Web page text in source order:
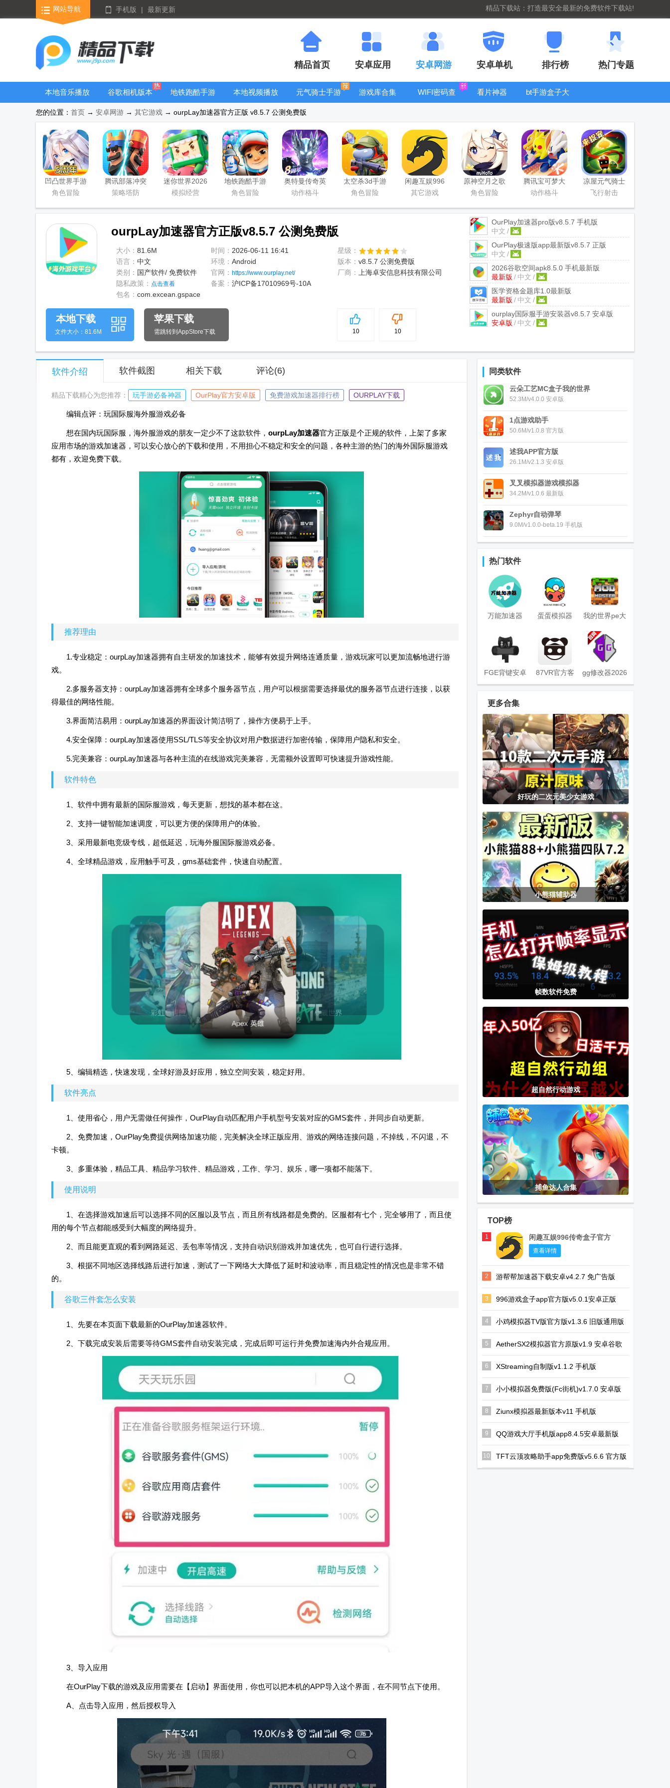
网站导航 手机版 | 最新更新 精品下载站：打造最安全最新的免费软件下载站!
精品首页 安卓应用 安卓网游 安卓单机 排行榜 热门专题
本地音乐播放
谷歌相机版本
大全
地铁跑酷手游
本地视频播放
元气骑士手游
游戏库合集
WIFI密码查
看片神器
bt手游盒子大
隐藏应用APP
您的位置： 首页 → 安卓网游 → 其它游戏 → ourpLay加速器官方正版 v8.5.7 公测免费版
凹凸世界手游
正版
角色冒险
腾讯部落冲突
皇室战争手游
策略塔防
迷你世界2026
最新升级版
模拟经营
地铁跑酷手游
国服
角色冒险
奥特曼传奇英
雄手游正版
动作格斗
太空杀3d手游
角色冒险
闲趣互娱996
传奇盒子官方
其它游戏
原神空月之歌
版本
角色冒险
腾讯宝可梦大
集结国服正式
动作格斗
凉屋元气骑士
官方正版
飞行射击
ourpLay加速器官方正版v8.5.7 公测免费版
大小： 81.6M 时间： 2026-06-11 16:41
星级：
语言： 中文 环境： Android 版本： v8.5.7 公测免费版
类别： 国产软件/ 免费软件 官网： https://www.ourplay.net/ 厂商：
上海卓安信息科技有限公司
隐私政策： 点击查看 备案： 沪ICP备17010969号-10A
包名： com.excean.gspace
OurPlay加速器pro版v8.5.7 手机版
中文 /
OurPlay极速版app最新版v8.5.7 正版
中文 /
2026谷歌空间apk8.5.0 手机最新版
最新版 / 中文 /
医学资格金题库1.0最新版
最新版 / 中文 /
ourplay国际服手游安装器v8.5.7 安卓版
安卓版 / 中文 /
5
10 10
本地下载
文件大小：81.6M
苹果下载
需跳转到AppStore下载
软件介绍 软件截图 相关下载 评论(6)
精品下载精心为您推荐： 玩手游必备神器 OurPlay官方安卓版 免费游戏加速器排行榜 OURPLAY下载
编辑点评：玩国际服海外服游戏必备
想在国内玩国际服，海外服游戏的朋友一定少不了这款软件， ourpLay加速器官方正版是个正规的软件，上架了多家
应用市场的游戏加速器，可以安心放心的下载和使用，不用担心不稳定和安全的问题，各种主游的热门的海外国际服游戏
都有，欢迎免费下载。
推荐理由
1.专业稳定：ourpLay加速器拥有自主研发的加速技术，能够有效提升网络连通质量，游戏玩家可以更加流畅地进行游
戏。
2.多服务器支持：ourpLay加速器拥有全球多个服务器节点，用户可以根据需要选择最优的服务器节点进行连接，以获
得最佳的网络性能。
3.界面简洁易用：ourpLay加速器的界面设计简洁明了，操作方便易于上手。
4.安全保障：ourpLay加速器使用SSL/TLS等安全协议对用户数据进行加密传输，保障用户隐私和安全。
5.完美兼容：ourpLay加速器与各种主流的在线游戏完美兼容，无需额外设置即可快速提升游戏性能。
软件特色
1、软件中拥有最新的国际服游戏，每天更新，想找的基本都在这。
2、支持一键智能加速调度，可以更方便的保障用户的体验。
3、采用最新电竞级专线，超低延迟，玩海外服国际服游戏必备。
4、全球精品游戏，应用触手可及，gms基础套件，快速自动配置。
5、编辑精选，快速发现，全球好游及好应用，独立空间安装，稳定好用。
软件亮点
1、使用省心，用户无需做任何操作，OurPlay自动匹配用户手机型号安装对应的GMS套件，并同步自动更新。
2、免费加速，OurPlay免费提供网络加速功能，完美解决全球正版应用、游戏的网络连接问题，不掉线，不闪退，不
卡顿。
3、多重体验，精品工具、精品学习软件、精品游戏，工作、学习、娱乐，哪一项都不能落下。
使用说明
1、在选择游戏加速后可以选择不同的区服以及节点，而且所有线路都是免费的。区服都有七个，完全够用了，而且使
用的每个节点都能感受到大幅度的网络提升。
2、而且能更直观的看到网路延迟、丢包率等情况，支持自动识别游戏并加速优先，也可自行进行选择。
3、根据不同地区选择线路后进行加速，测试了一下网络大大降低了延时和波动率，而且稳定性的情况也是非常不错
的。
谷歌三件套怎么安装
1、先要在本页面下载最新的OurPlay加速器软件。
2、下载完成安装后需要等待GMS套件自动安装完成，完成后即可运行并免费加速海内外合规应用。
3、导入应用
在OurPlay下载的游戏及应用需要在【启动】界面使用，你也可以把本机的APP导入这个界面，在不同节点下使用。
A、点击导入应用，然后授权导入
同类软件
云朵工艺MC盒子我的世界
52.3M/v4.0.0 安卓版
1点游戏助手
50.6M/v1.0.8 官方版
述我APP官方版
26.1M/v2.1.3 安卓版
叉叉模拟器游戏模拟器
34.2M/v1.0.6 最新版
Zephyr自动弹琴
9.0M/v1.0.0-beta.19 手机版
热门软件
万能加速器
器app
蛋蛋模拟器
装器
我的世界pe大
师盒子
(Master for
MCPE)
FGE背键安卓
版
87VR官方客
户端
gg修改器2026
最新正版
apk)
Fuck光速虚拟
机插件
星愿盒子模拟
器(Star Box
Simulator)
腾讯爱玩游戏
中心app官方
版
Xbox官方手机
客户端
无界PS2模拟
器
(NetherSX2)
仙界大掌门游
戏手机版
MD.emu世嘉
MD模拟器最
新版
宝宝浙江游戏
NSC转换工具
安卓版app中
文版
Eden模拟器
世嘉dc模拟器
卓版
PS1模拟器
文最新版
更多合集
好玩的二次元美少女游戏
小熊猫辅助器
帧数软件免费
超自然行动游戏
捕鱼达人合集
TOP榜
1
闲趣互娱996传奇盒子官方
正版
查看详情
2 游帮帮加速器下载安卓v4.2.7 免广告版
3 996游戏盒子app官方版v5.0.1安卓正版
4 小鸡模拟器TV版官方版v1.3.6 旧版通用版
5
AetherSX2模拟器官方原版v1.9 安卓谷歌
版
6 XStreaming自制版v1.1.2 手机版
7 小小模拟器免费版(Fc街机)v1.7.0 安卓版
8 Ziunx模拟器最新版本v11 手机版
9 QQ游戏大厅手机版app8.4.5安卓最新版
10 TFT云顶攻略助手app免费版v5.6.6 官方版